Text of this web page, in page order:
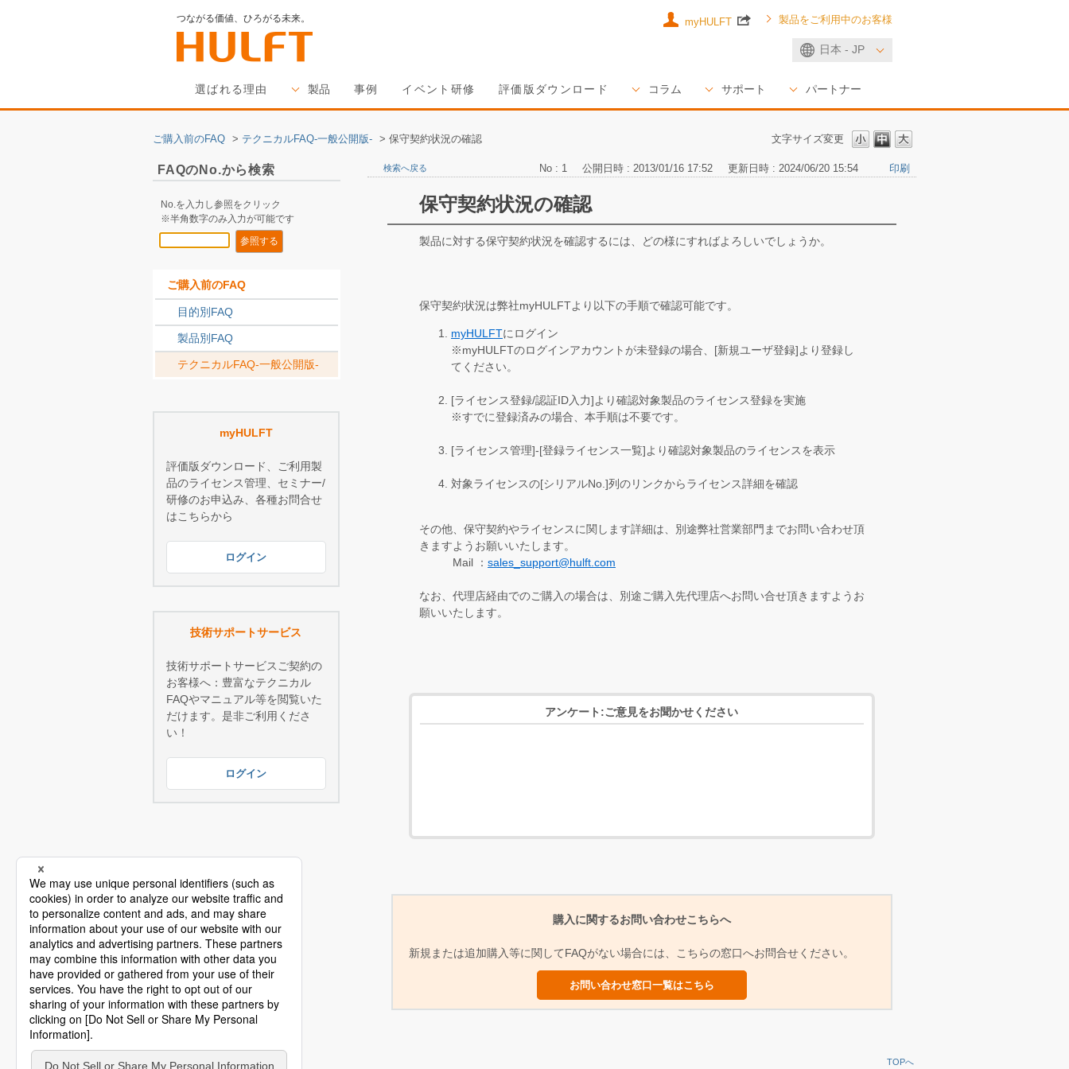
つながる価値、ひろがる未来。
日本 - JP
選ばれる理由 製品 事例 イベント研修 評価版ダウンロード コラム サポート パートナー
myHULFT 製品をご利用中のお客様
文字サイズ変更
ご購入前のFAQ > テクニカルFAQ-一般公開版- > 保守契約状況の確認
FAQのNo.から検索
No.を入力し参照をクリック
※半角数字のみ入力が可能です
ご購入前のFAQ
目的別FAQ
製品別FAQ
テクニカルFAQ-一般公開版-
myHULFT
評価版ダウンロード、ご利用製
品のライセンス管理、セミナー/
研修のお申込み、各種お問合せ
はこちらから
ログイン
技術サポートサービス
技術サポートサービスご契約の
お客様へ：豊富なテクニカル
FAQやマニュアル等を閲覧いた
だけます。是非ご利用くださ
い！
ログイン
検索へ戻る No : 1 公開日時 : 2013/01/16 17:52 更新日時 : 2024/06/20 15:54 印刷
保守契約状況の確認
製品に対する保守契約状況を確認するには、どの様にすればよろしいでしょうか。
保守契約状況は弊社myHULFTより以下の手順で確認可能です。
myHULFTにログイン
※myHULFTのログインアカウントが未登録の場合、[新規ユーザ登録]より登録し
てください。
[ライセンス登録/認証ID入力]より確認対象製品のライセンス登録を実施
※すでに登録済みの場合、本手順は不要です。
[ライセンス管理]-[登録ライセンス一覧]より確認対象製品のライセンスを表示
対象ライセンスの[シリアルNo.]列のリンクからライセンス詳細を確認
その他、保守契約やライセンスに関します詳細は、別途弊社営業部門までお問い合わせ頂
きますようお願いいたします。
Mail ： sales_support@hulft.com
なお、代理店経由でのご購入の場合は、別途ご購入先代理店へお問い合せ頂きますようお
願いいたします。
アンケート:ご意見をお聞かせください
購入に関するお問い合わせこちらへ
新規または追加購入等に関してFAQがない場合には、こちらの窓口へお問合せください。
お問い合わせ窓口一覧はこちら
TOPへ